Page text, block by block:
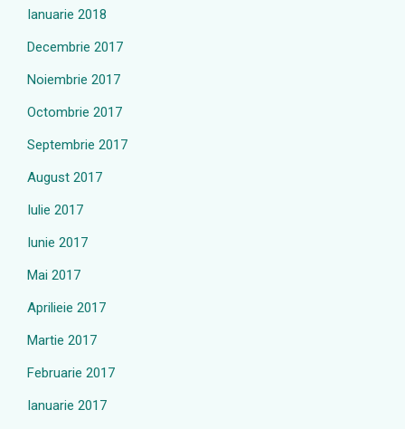
Ianuarie 2018
Decembrie 2017
Noiembrie 2017
Octombrie 2017
Septembrie 2017
August 2017
Iulie 2017
Iunie 2017
Mai 2017
Aprilieie 2017
Martie 2017
Februarie 2017
Ianuarie 2017